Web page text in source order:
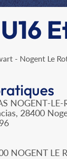
- Nogent Le
NOGENT-LE-
28400
NOGENT LE